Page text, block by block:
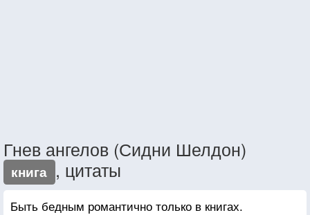
Гнев ангелов (Сидни Шелдон)
книга , цитаты
Быть бедным романтично только в книгах.